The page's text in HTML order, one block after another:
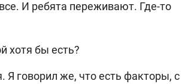
И ребята переживают. Где-то
хотя бы есть?
Я говорил же, что есть факторы, с